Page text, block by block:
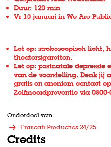
Duur: 120 min
Vr 10 januari in We Are
Let op: stroboscopisch licht,
theatersigaretten.
Let op: postnatale depressie
van de voorstelling. Denk jij
gratis en anoniem contact
Zelfmoordpreventie via
Onderdeel van
Frascati Producties 24/25
Credits